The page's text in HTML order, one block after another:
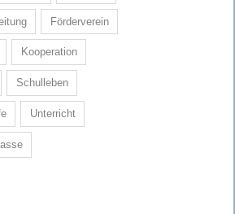
Förderverein
Kooperation
Schulleben
Unterricht